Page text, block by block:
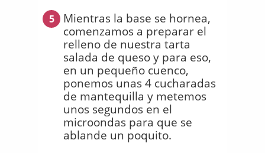
5
Mientras la base se hornea,
comenzamos a preparar el
relleno de nuestra tarta
salada de queso y para eso,
en un pequeño cuenco,
ponemos unas 4 cucharadas
de mantequilla y metemos
unos segundos en el
microondas para que se
ablande un poquito.